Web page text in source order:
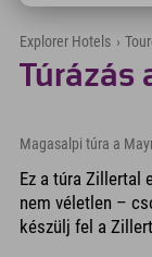
Explorer Hotels ›
Túrázás
Magasalpi túra a
Ez a túra Zillertal
nem véletlen –
készülj fel a